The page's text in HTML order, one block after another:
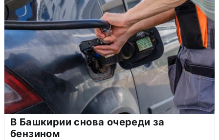
В Башкирии снова очереди за
бензином